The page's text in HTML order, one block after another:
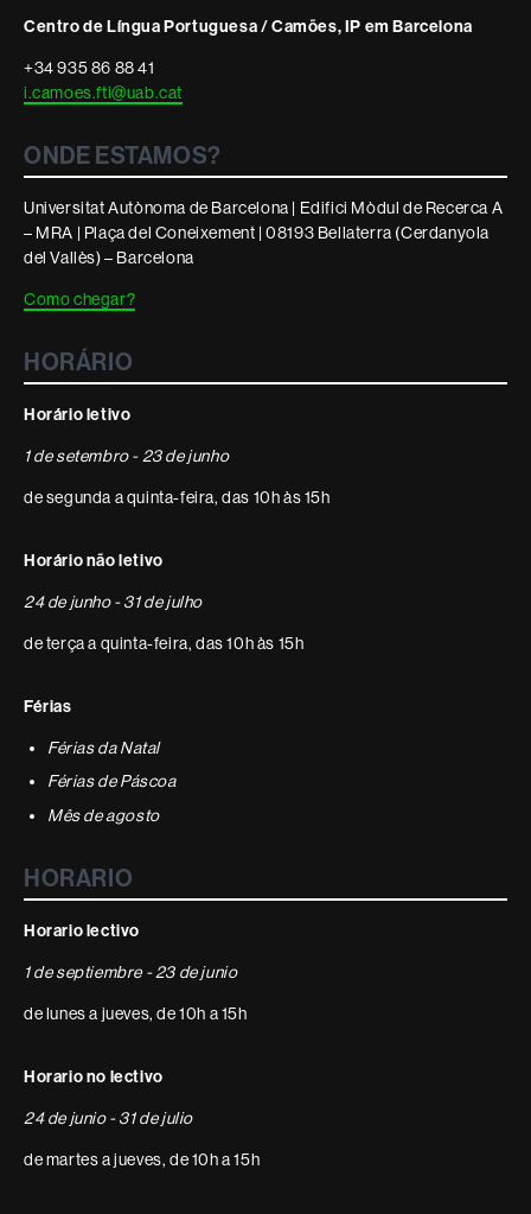
informació
legal
Centro de Língua Portuguesa / Camões, IP em Barcelona
+34 935 86 88 41
i.camoes.fti@uab.cat
ONDE ESTAMOS?
Universitat Autònoma de Barcelona | Edifici Mòdul de Recerca A
– MRA | Plaça del Coneixement | 08193 Bellaterra (Cerdanyola
del Vallès) – Barcelona
Como chegar?
HORÁRIO
Horário letivo
1 de setembro - 23 de junho
de segunda a quinta-feira, das 10h às 15h
Horário não letivo
24 de junho - 31 de julho
de terça a quinta-feira, das 10h às 15h
Férias
Férias da Natal
Férias de Páscoa
Mês de agosto
HORARIO
Horario lectivo
1 de septiembre - 23 de junio
de lunes a jueves, de 10h a 15h
Horario no lectivo
24 de junio - 31 de julio
de martes a jueves, de 10h a 15h